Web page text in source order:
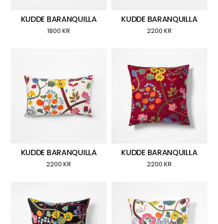
KUDDE BARANQUILLA
1800KR
KUDDE BARANQUILLA
2200 KR
KUDDE BARANQUILLA
2200KR
KUDDE BARANQUILLA
2200 KR